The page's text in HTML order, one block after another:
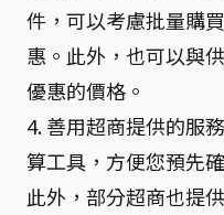
件，可以考慮批量購
惠。此外，也可以與
優惠的價格。
4. 善用超商提供的服
算工具，方便您預先
此外，部分超商也提